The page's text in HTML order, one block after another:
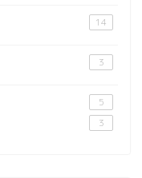
14
3
5
3